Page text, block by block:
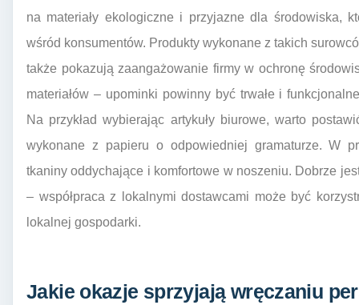
na materiały ekologiczne i przyjazne dla środowiska,
wśród konsumentów. Produkty wykonane z takich
także pokazują zaangażowanie firmy w ochronę
materiałów – upominki powinny być trwałe i
Na przykład wybierając artykuły biurowe, warto
wykonane z papieru o odpowiedniej gramaturze. W
tkaniny oddychające i komfortowe w noszeniu. Dobrze
– współpraca z lokalnymi dostawcami może być
lokalnej gospodarki.
Jakie okazje sprzyjają wręczaniu